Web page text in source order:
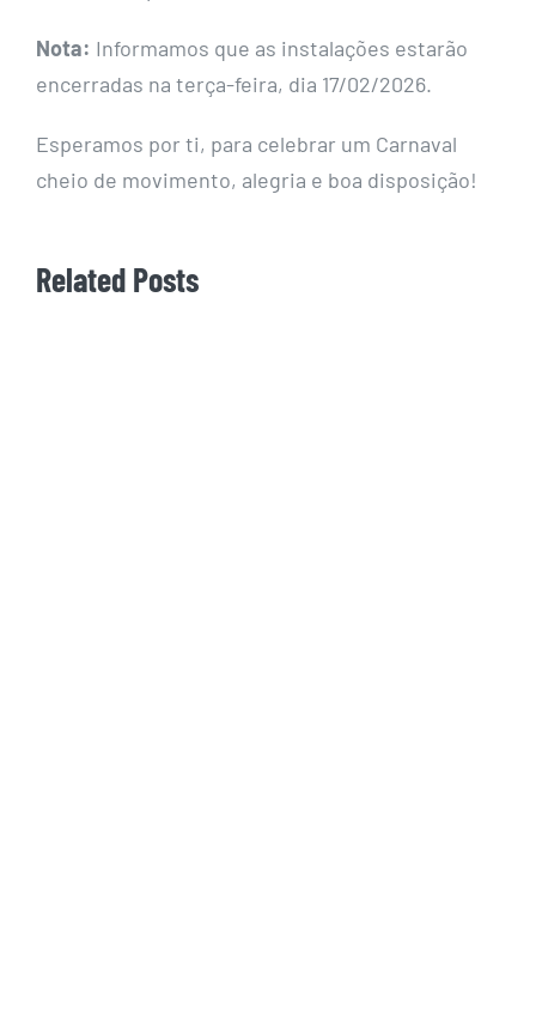
Nota: Informamos que as instalações estarão
encerradas na terça-feira, dia 17/02/2026.
Esperamos por ti, para celebrar um Carnaval
cheio de movimento, alegria e boa disposição!
Related Posts